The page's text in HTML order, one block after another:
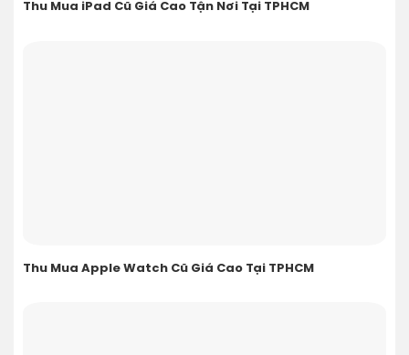
Thu Mua iPad Cũ Giá Cao Tận Nơi Tại TPHCM
Thu Mua Apple Watch Cũ Giá Cao Tại TPHCM